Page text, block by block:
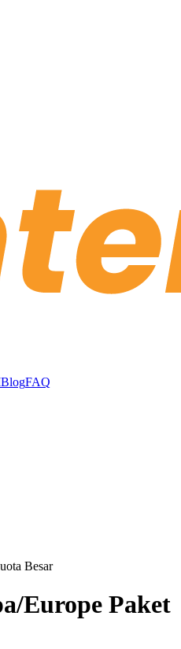
BlogFAQ
Besar
Europe Paket